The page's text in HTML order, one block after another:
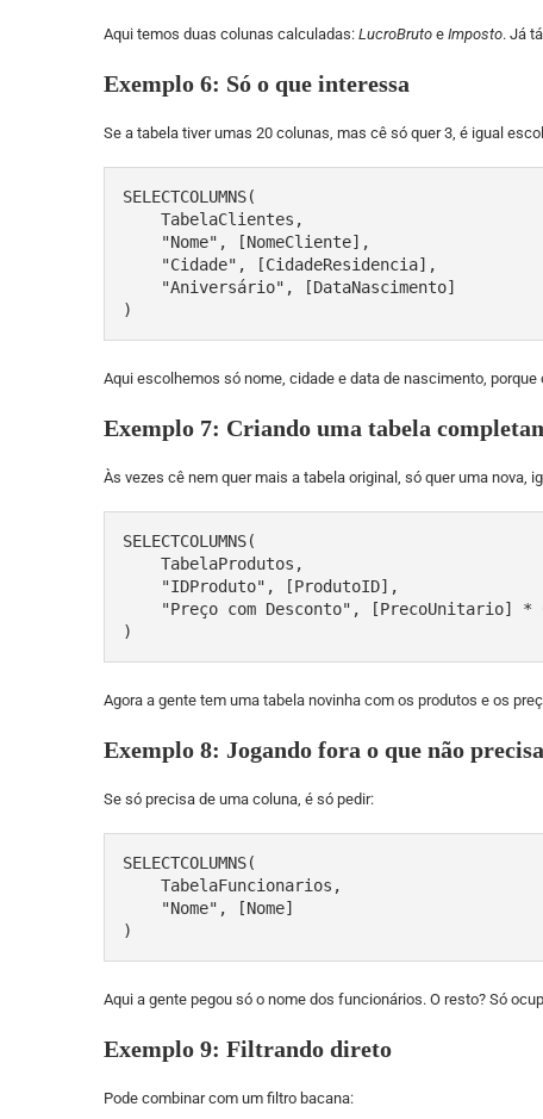
Aqui temos duas colunas calculadas: LucroBruto e Imposto. Já
Exemplo 6: Só o que interessa
Se a tabela tiver umas 20 colunas, mas cê só quer 3, é igual
SELECTCOLUMNS(
)
Aqui escolhemos só nome, cidade e data de nascimento,
Exemplo 7: Criando uma tabela
Às vezes cê nem quer mais a tabela original, só quer uma nova,
SELECTCOLUMNS(
)
Agora a gente tem uma tabela novinha com os produtos e os
Exemplo 8: Jogando fora o que não precisa
Se só precisa de uma coluna, é só pedir:
SELECTCOLUMNS(
)
Aqui a gente pegou só o nome dos funcionários. O resto? Só
Exemplo 9: Filtrando direto
Pode combinar com um filtro bacana: